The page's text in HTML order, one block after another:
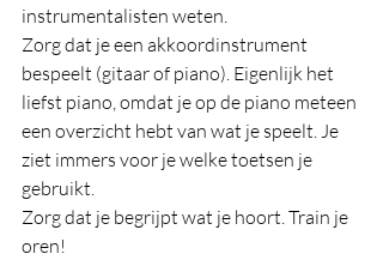
instrumentalisten weten.
Zorg dat je een akkoordinstrument
bespeelt (gitaar of piano). Eigenlijk het
liefst piano, omdat je op de piano meteen
een overzicht hebt van wat je speelt. Je
ziet immers voor je welke toetsen je
gebruikt.
Zorg dat je begrijpt wat je hoort. Train je
oren!